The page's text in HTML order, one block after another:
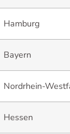
Hamburg
Bayern
Nordrhein-
Hessen